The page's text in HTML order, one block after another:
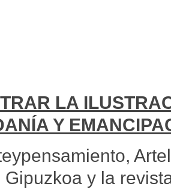
LA
Y
Gipuzkoa y la